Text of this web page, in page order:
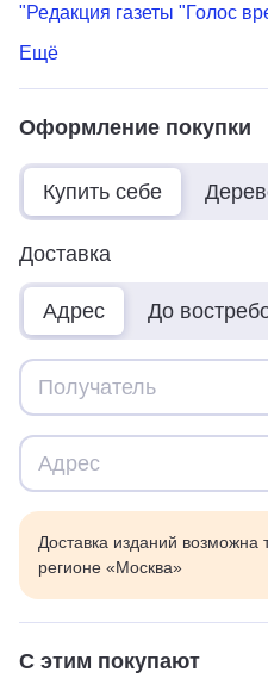
"Редакция газеты "Голос
Ещё
Оформление покупки
Купить себе
Доставка
Адрес До
Доставка изданий
регионе «Москва»
С этим покупают